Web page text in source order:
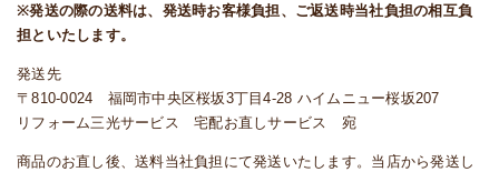
※発送の際の送料は、発送時お客様負担、ご返送時当社負担の相互負
担といたします。
発送先
〒810-0024 福岡市中央区桜坂3丁目4-28 ハイムニュー桜坂207
リフォーム三光サービス 宅配お直しサービス 宛
商品のお直し後、送料当社負担にて発送いたします。当店から発送し